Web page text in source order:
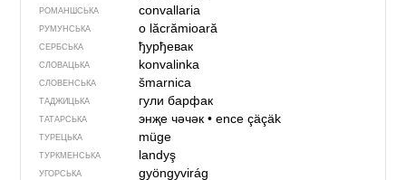
РОМАНШСЬКА convallaria
РУМУНСЬКА o lăcrămioară
СЕРБСЬКА ђурђевак
СЛОВАЦЬКА konvalinka
СЛОВЕНСЬКА šmarnica
ТАДЖИЦЬКА гули барфак
ТАТАРСЬКА энҗе чәчәк• ence çäçäk
ТУРЕЦЬКА müge
ТУРКМЕНСЬКА landyş
УГОРСЬКА gyöngyvirág